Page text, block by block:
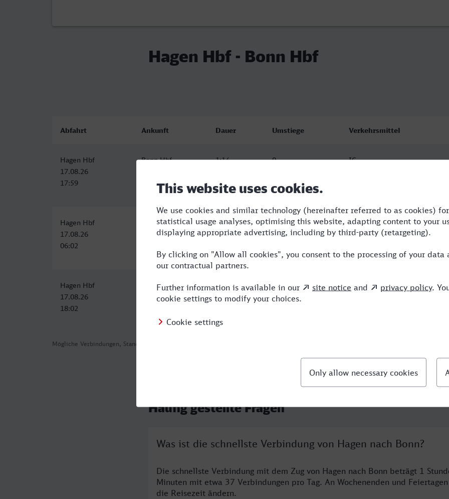
Hagen Hbf - Bonn Hbf
Mögliche Verbindungen, Stand: 2026-08-03 02:03
Abfahrt Ankunft Dauer Umstiege Verkehrsmittel
Hagen Hbf
17.08.26
17:59
Bonn Hbf
19:13
1:14 0 IC
Hagen Hbf
17.08.26
06:02
Bonn Hbf
17.08.26
1:52 1 ERB,NX
Hagen Hbf
17.08.26
18:02
Bonn Hbf
17.08.26
1:52 1 ERB,NX
Häufig gestellte Fragen
Was ist die schnellste Verbindung von Hagen nach Bonn?
Die schnellste Verbindung mit dem Zug von Hagen nach Bonn beträgt 1
Minuten mit etwa 37 Verbindungen pro Tag. An Wochenenden und
die Reisezeit ändern.